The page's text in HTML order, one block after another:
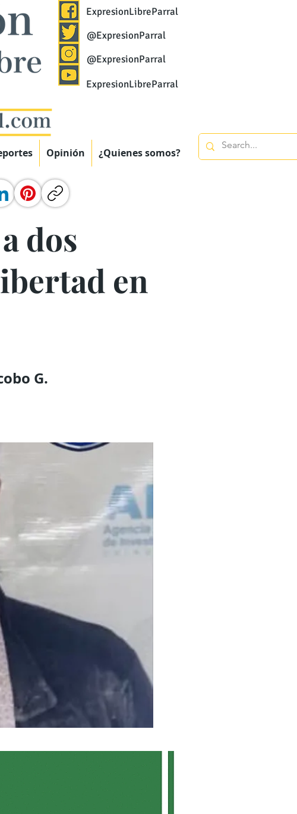
ExpresionLibreParral
@ExpresionParral
@ExpresionParral
ExpresionLibreParral
Opinión ¿Quienes somos?
dos
en
G.